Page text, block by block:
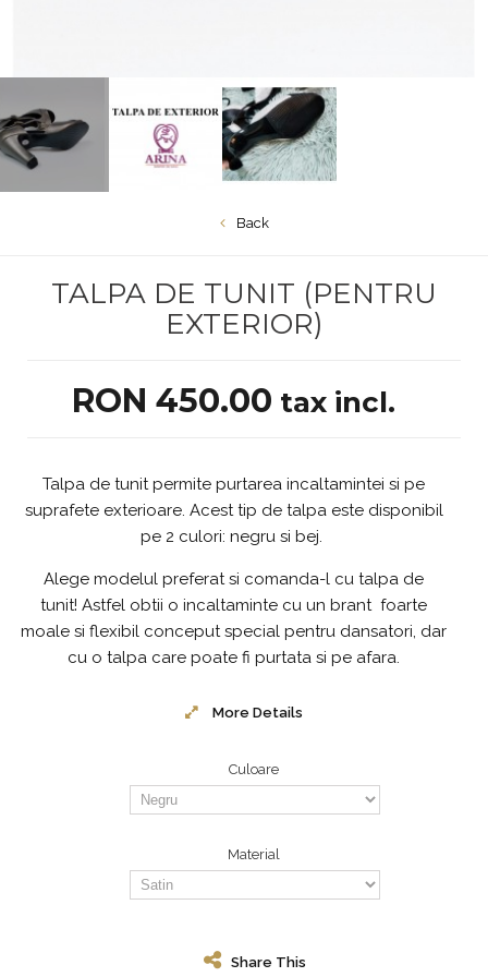
Back
TALPA DE TUNIT (PENTRU
EXTERIOR)
RON 450.00 tax incl.
Talpa de tunit permite purtarea incaltamintei si pe
suprafete exterioare. Acest tip de talpa este disponibil
pe 2 culori: negru si bej.
Alege modelul preferat si comanda-l cu talpa de
tunit! Astfel obtii o incaltaminte cu un brant foarte
moale si flexibil conceput special pentru dansatori, dar
cu o talpa care poate fi purtata si pe afara.
More Details
Culoare
Material
Share This